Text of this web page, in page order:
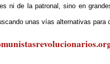
ni de la patronal, sino en
unas vías alternativas para